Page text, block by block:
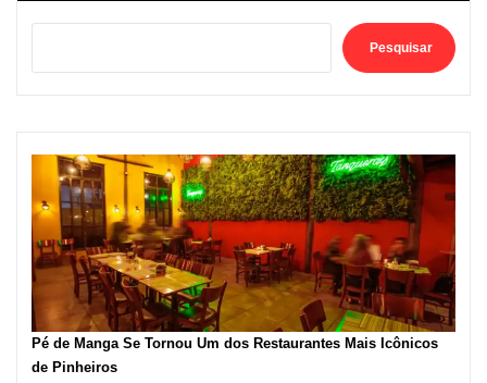
Pesquisar
Pé de Manga Se Tornou Um dos Restaurantes Mais Icônicos
de Pinheiros